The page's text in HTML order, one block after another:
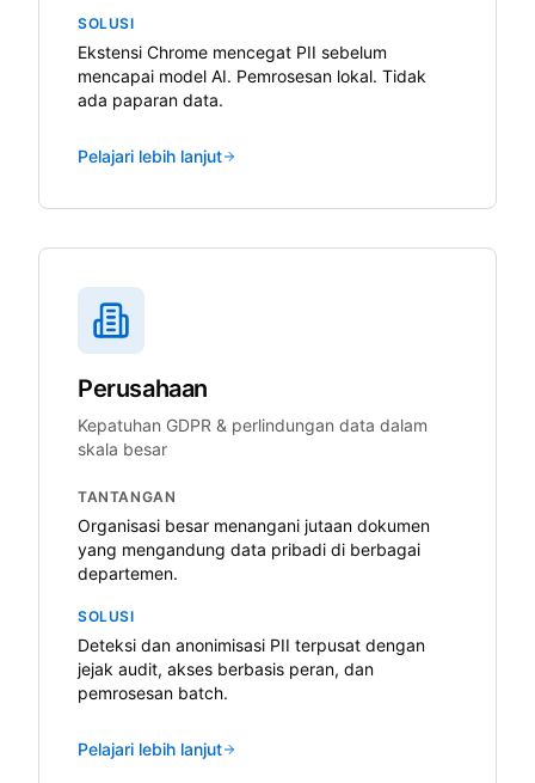
SOLUSI
Ekstensi Chrome mencegat PII sebelum
mencapai model AI. Pemrosesan lokal. Tidak
ada paparan data.
Pelajari lebih lanjut
Perusahaan
Kepatuhan GDPR & perlindungan data dalam
skala besar
TANTANGAN
Organisasi besar menangani jutaan dokumen
yang mengandung data pribadi di berbagai
departemen.
SOLUSI
Deteksi dan anonimisasi PII terpusat dengan
jejak audit, akses berbasis peran, dan
pemrosesan batch.
Pelajari lebih lanjut